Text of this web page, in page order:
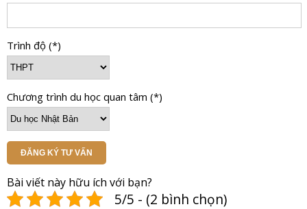
Trình độ (*)
Chương trình du học quan tâm (*)
ĐĂNG KÝ TƯ VẤN
Bài viết này hữu ích với bạn?
5/5 - (2 bình chọn)